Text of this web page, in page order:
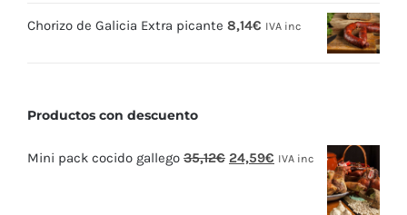
Chorizo de Galicia Extra picante 8,14€ IVA inc
Productos con descuento
Mini pack cocido gallego 35,12€ El
24,59€ El
IVA inc